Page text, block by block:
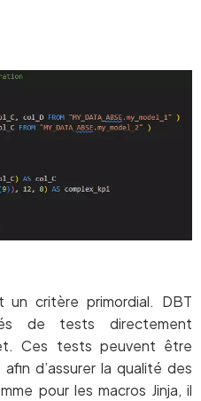
critère primordial. DBT
de tests directement
Ces tests peuvent être
d’assurer la qualité des
pour les macros Jinja, il